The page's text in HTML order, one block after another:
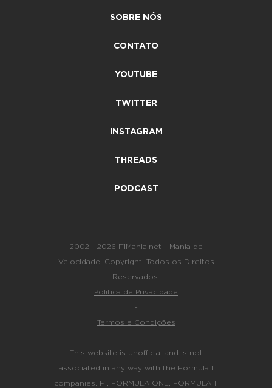
SOBRE NÓS
CONTATO
YOUTUBE
TWITTER
INSTAGRAM
THREADS
PODCAST
2002 - 2026 F1Mania.net - Mania de
Velocidade. Copyright. Todos os Direitos
Reservados.
Política de Privacidade
-
Termos e Condições
This website is unofficial and is not
associated in any way with the Formula 1
companies. F1, FORMULA ONE, FORMULA 1,